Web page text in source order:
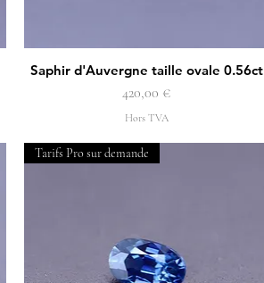
Aperçu rapide
Saphir d'Auvergne taille ovale 0.56ct
Prix
420,00 €
Hors TVA
Tarifs Pro sur demande